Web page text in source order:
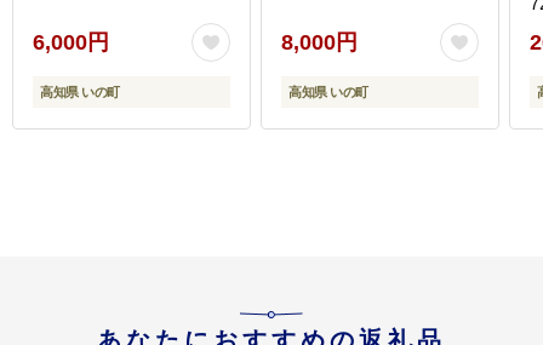
6,000円
高知県 いの町
8,000円
高知県 いの町